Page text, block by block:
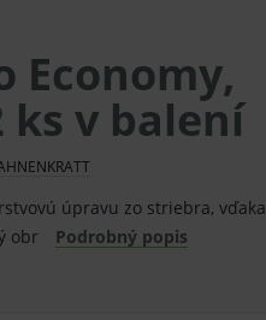
Economy,
ks v balení
úpravu zo striebra, vďaka
obr
Podrobný popis